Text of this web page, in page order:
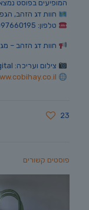
המופיעים בפוסט
חוות דג הזהב, הגפן 3, נווה
טלפון: 097660195
חוות דג הזהב –
צילום ועריכה: CobiHay Digital
23
פוסטים קשורים